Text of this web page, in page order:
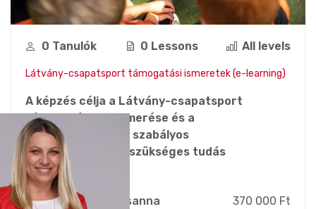
0 Tanulók 0 Lessons All levels
Látvány-csapatsport támogatási ismeretek (e-learning)
A képzés célja a Látvány-csapatsport
támogatás megismerése és a
menedzseléséhez, szabályos
felhasználásához szükséges tudás
megszerzése.
Zsebi Zsuzsanna 370 000 Ft